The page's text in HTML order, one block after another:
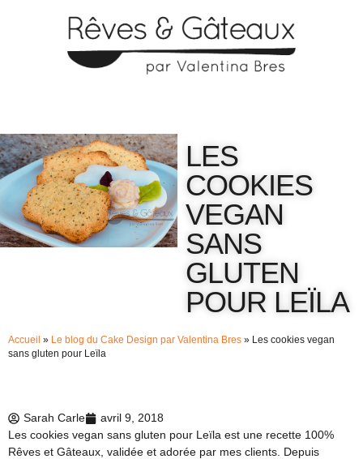
LES
COOKIES
VEGAN
SANS
GLUTEN
POUR LEÏLA
Accueil » Le blog du Cake Design par Valentina Bres » Les cookies vegan
sans gluten pour Leïla
Sarah Carle
avril 9, 2018
Les cookies vegan sans gluten pour Leïla est une recette 100%
Rêves et Gâteaux, validée et adorée par mes clients. Depuis